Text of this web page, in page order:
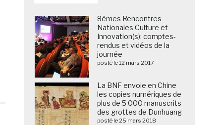
8èmes Rencontres
Nationales Culture et
Innovation(s): comptes-
rendus et vidéos de la
journée
posté le 12 mars 2017
La BNF envoie en Chine
les copies numériques de
plus de 5 000 manuscrits
des grottes de Dunhuang
posté le 25 mars 2018